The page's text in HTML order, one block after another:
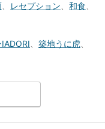
、 レセプション、 和食、
、 築地うに虎、